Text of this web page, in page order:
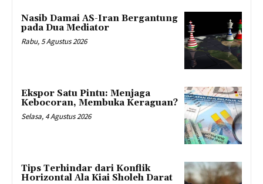
Nasib Damai AS-Iran Bergantung
pada Dua Mediator
Rabu, 5 Agustus 2026
Ekspor Satu Pintu: Menjaga
Kebocoran, Membuka Keraguan?
Selasa, 4 Agustus 2026
Tips Terhindar dari Konflik
Horizontal Ala Kiai Sholeh Darat